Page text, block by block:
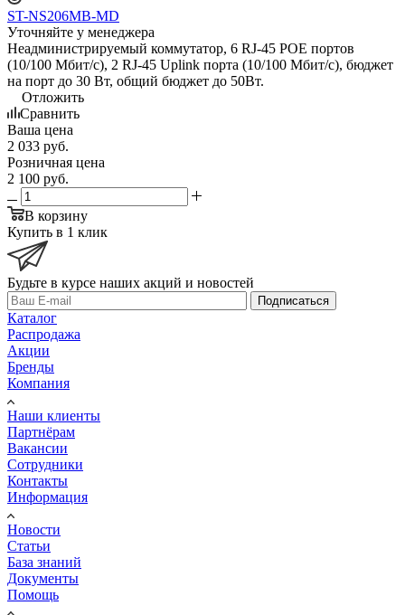
ST-NS206MB-MD
Уточняйте у менеджера
Неадминистрируемый коммутатор, 6 RJ-45 POE портов
(10/100 Мбит/с), 2 RJ-45 Uplink порта (10/100 Мбит/с), бюджет
на порт до 30 Вт, общий бюджет до 50Вт.
Отложить
Сравнить
Ваша цена
2 033 руб.
Розничная цена
2 100 руб.
В корзину
Купить в 1 клик
Будьте в курсе наших акций и новостей
Подписаться
Каталог
Распродажа
Акции
Бренды
Компания
Наши клиенты
Партнёрам
Вакансии
Сотрудники
Контакты
Информация
Новости
Статьи
База знаний
Документы
Помощь